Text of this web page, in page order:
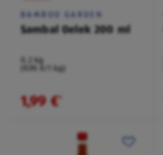
BAMBOO GARDEN
Sambal Oelek 200 ml
0,2 kg
(9,95 €/1 kg)
1,99 €¹